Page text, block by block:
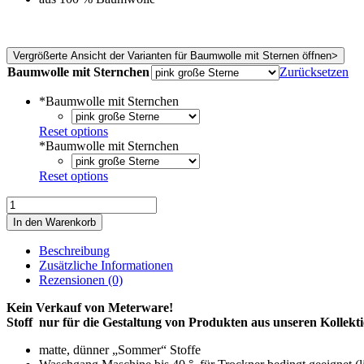
Vergrößerte Ansicht der Varianten für Baumwolle mit Sternen öffnen>
Baumwolle mit Sternchen Zurücksetzen
*Baumwolle mit Sternchen
Reset options
*Baumwolle mit Sternchen
Reset options
Baumwolle
Sterne
Menge
In den Warenkorb
Beschreibung
Zusätzliche Informationen
Rezensionen (0)
Kein Verkauf von Meterware!
Stoff nur für die Gestaltung von Produkten aus unseren
matte, dünner „Sommer“ Stoffe